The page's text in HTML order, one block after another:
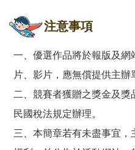
注意事項
一、優選作品將於報版及網
片、影片，應無償提供主辦
二、競賽者獲贈之獎金及
民國稅法規定辦理。
三、本簡章若有未盡事宜，